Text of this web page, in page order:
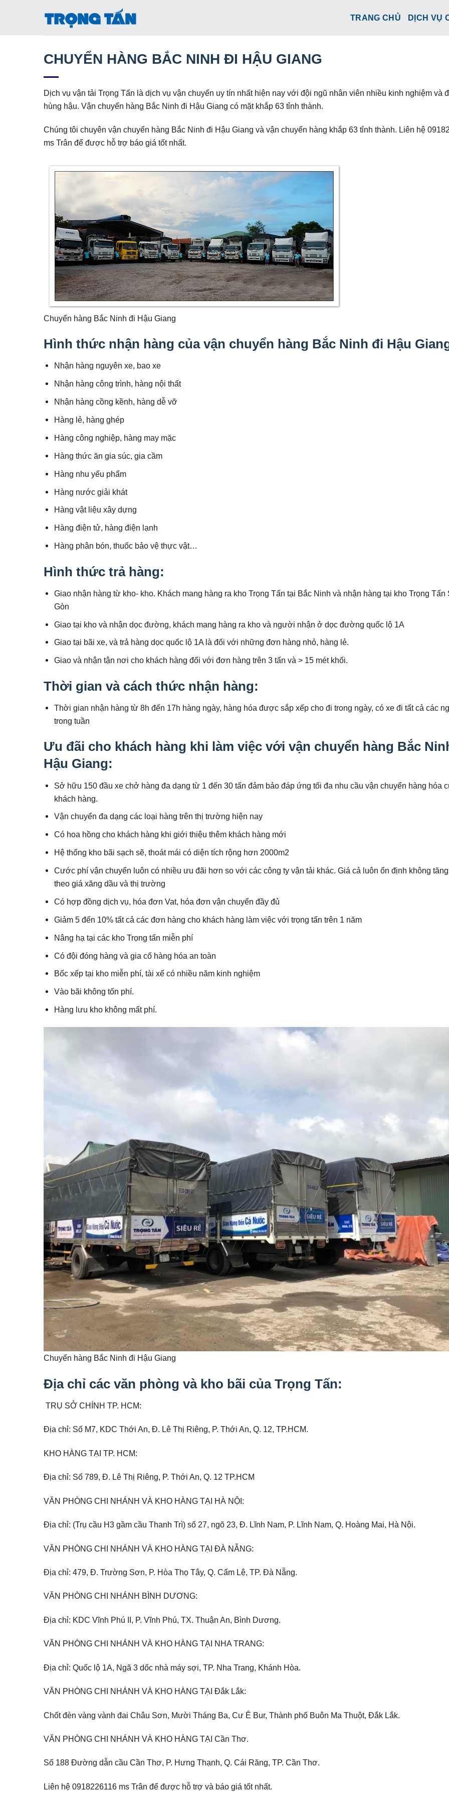
TRANG CHỦ DỊCH VỤ
CHUYỂN HÀNG BẮC NINH ĐI HẬU GIANG
Dịch vụ vận tải Trọng Tấn là dịch vụ vận chuyển uy tín nhất hiện nay với đội ngũ nhân viên nhiều kinh nghiệm và
hùng hậu. Vận chuyển hàng Bắc Ninh đi Hậu Giang có mặt khắp 63 tỉnh thành.
Chúng tôi chuyên vận chuyển hàng Bắc Ninh đi Hậu Giang và vận chuyển hàng khắp 63 tỉnh thành. Liên hệ
ms Trân để được hỗ trợ báo giá tốt nhất.
Chuyển hàng Bắc Ninh đi Hậu Giang
Hình thức nhận hàng của vận chuyển hàng Bắc Ninh đi Hậu
Nhận hàng nguyên xe, bao xe
Nhận hàng công trình, hàng nội thất
Nhận hàng cồng kềnh, hàng dễ vỡ
Hàng lẻ, hàng ghép
Hàng công nghiệp, hàng may mặc
Hàng thức ăn gia súc, gia cầm
Hàng nhu yếu phẩm
Hàng nước giải khát
Hàng vật liệu xây dựng
Hàng điện tử, hàng điện lạnh
Hàng phân bón, thuốc bảo vệ thực vật…
Hình thức trả hàng:
Giao nhận hàng từ kho- kho. Khách mang hàng ra kho Trọng Tấn tại Bắc Ninh và nhận hàng tại kho Trọng Tấn
Gòn
Giao tại kho và nhận dọc đường, khách mang hàng ra kho và người nhận ở dọc đường quốc lộ 1A
Giao tại bãi xe, và trả hàng dọc quốc lộ 1A là đối với những đơn hàng nhỏ, hàng lẻ.
Giao và nhận tận nơi cho khách hàng đối với đơn hàng trên 3 tấn và > 15 mét khối.
Thời gian và cách thức nhận hàng:
Thời gian nhận hàng từ 8h đến 17h hàng ngày, hàng hóa được sắp xếp cho đi trong ngày, có xe đi tất cả các
trong tuần
Ưu đãi cho khách hàng khi làm việc với vận chuyển hàng Bắc
Hậu Giang:
Sở hữu 150 đầu xe chở hàng đa dạng từ 1 đến 30 tấn đảm bảo đáp ứng tối đa nhu cầu vận chuyển hàng hóa
khách hàng.
Vận chuyển đa dạng các loại hàng trên thị trường hiện nay
Có hoa hồng cho khách hàng khi giới thiệu thêm khách hàng mới
Hệ thống kho bãi sạch sẽ, thoát mái có diện tích rộng hơn 2000m2
Cước phí vận chuyển luôn có nhiều ưu đãi hơn so với các công ty vận tải khác. Giá cả luôn ổn định không
theo giá xăng dầu và thị trường
Có hợp đồng dịch vụ, hóa đơn Vat, hóa đơn vận chuyển đầy đủ
Giảm 5 đến 10% tất cả các đơn hàng cho khách hàng làm việc với trọng tấn trên 1 năm
Nâng hạ tại các kho Trọng tấn miễn phí
Có đội đóng hàng và gia cố hàng hóa an toàn
Bốc xếp tại kho miễn phí, tài xế có nhiều năm kinh nghiệm
Vào bãi không tốn phí.
Hàng lưu kho không mất phí.
Chuyển hàng Bắc Ninh đi Hậu Giang
Địa chỉ các văn phòng và kho bãi của Trọng Tấn:
TRỤ SỞ CHÍNH TP. HCM:
Địa chỉ: Số M7, KDC Thới An, Đ. Lê Thị Riêng, P. Thới An, Q. 12, TP.HCM.
KHO HÀNG TẠI TP. HCM:
Địa chỉ: Số 789, Đ. Lê Thị Riêng, P. Thới An, Q. 12 TP.HCM
VĂN PHÒNG CHI NHÁNH VÀ KHO HÀNG TẠI HÀ NỘI:
Địa chỉ: (Trụ cầu H3 gầm cầu Thanh Trì) số 27, ngõ 23, Đ. Lĩnh Nam, P. Lĩnh Nam, Q. Hoàng Mai, Hà Nội.
VĂN PHÒNG CHI NHÁNH VÀ KHO HÀNG TẠI ĐÀ NẴNG:
Địa chỉ: 479, Đ. Trường Sơn, P. Hòa Thọ Tây, Q. Cẩm Lệ, TP. Đà Nẵng.
VĂN PHÒNG CHI NHÁNH BÌNH DƯƠNG:
Địa chỉ: KDC Vĩnh Phú II, P. Vĩnh Phú, TX. Thuận An, Bình Dương.
VĂN PHÒNG CHI NHÁNH VÀ KHO HÀNG TẠI NHA TRANG:
Địa chỉ: Quốc lộ 1A, Ngã 3 dốc nhà máy sợi, TP. Nha Trang, Khánh Hòa.
VĂN PHÒNG CHI NHÁNH VÀ KHO HÀNG TẠI Đắk Lắk:
Chốt đèn vàng vành đai Châu Sơn, Mười Tháng Ba, Cư Ê Bur, Thành phố Buôn Ma Thuột, Đắk Lắk.
VĂN PHÒNG CHI NHÁNH VÀ KHO HÀNG TẠI Cần Thơ.
Số 188 Đường dẫn cầu Cần Thơ, P. Hưng Thạnh, Q. Cái Răng, TP. Cần Thơ.
Liên hệ 0918226116 ms Trân để được hỗ trợ và báo giá tốt nhất.